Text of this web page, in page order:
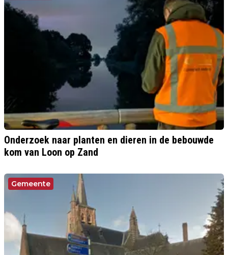
Onderzoek naar planten en dieren in de bebouwde
kom van Loon op Zand
Gemeente